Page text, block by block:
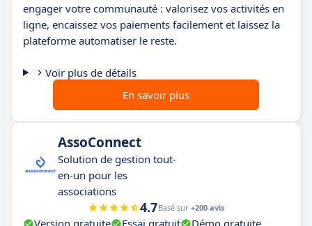
engager votre communauté : valorisez vos activités en
ligne, encaissez vos paiements facilement et laissez la
plateforme automatiser le reste.
Voir plus de détails
En savoir plus
AssoConnect
Solution de gestion tout-
en-un pour les
associations
4.7Basé sur +200 avis
Version gratuite Essai gratuit
Démo gratuite